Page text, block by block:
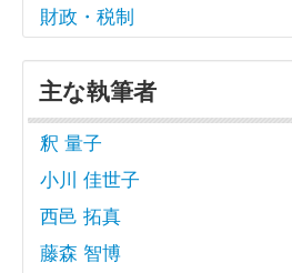
財政・税制
主な執筆者
釈 量子
小川 佳世子
西邑 拓真
藤森 智博